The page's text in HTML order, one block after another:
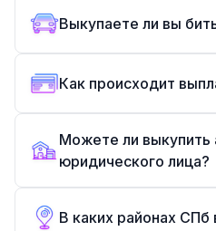
Выкупаете ли вы
Как происходит
Можете ли выкупить
юридического лица?
В каких районах СПб